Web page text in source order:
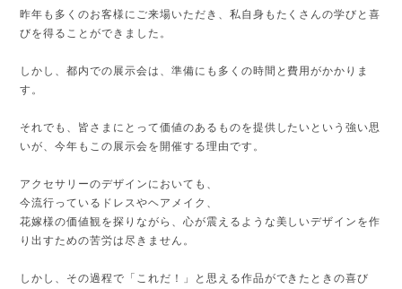
昨年も多くのお客様にご来場いただき、私自身もたくさんの学びと喜
びを得ることができました。
しかし、都内での展示会は、準備にも多くの時間と費用がかかりま
す。
それでも、皆さまにとって価値のあるものを提供したいという強い思
いが、今年もこの展示会を開催する理由です。
アクセサリーのデザインにおいても、
今流行っているドレスやヘアメイク、
花嫁様の価値観を探りながら、心が震えるような美しいデザインを作
り出すための苦労は尽きません。
しかし、その過程で「これだ！」と思える作品ができたときの喜び